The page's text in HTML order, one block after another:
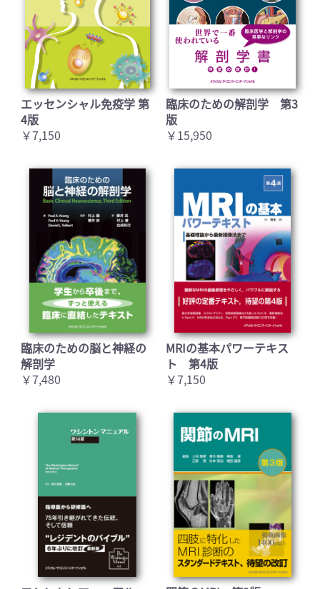
エッセンシャル免疫学 第
4版
￥7,150
臨床のための解剖学 第3
版
￥15,950
臨床のための脳と神経の
解剖学
￥7,480
MRIの基本パワーテキス
ト 第4版
￥7,150